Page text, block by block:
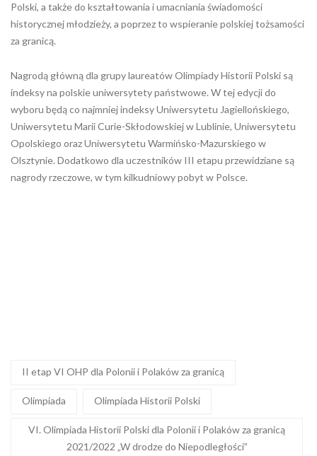
Polski, a także do kształtowania i umacniania świadomości
historycznej młodzieży, a poprzez to wspieranie polskiej tożsamości
za granicą.
Nagrodą główną dla grupy laureatów Olimpiady Historii Polski są
indeksy na polskie uniwersytety państwowe. W tej edycji do
wyboru będą co najmniej indeksy Uniwersytetu Jagiellońskiego,
Uniwersytetu Marii Curie-Skłodowskiej w Lublinie, Uniwersytetu
Opolskiego oraz Uniwersytetu Warmińsko-Mazurskiego w
Olsztynie. Dodatkowo dla uczestników III etapu przewidziane są
nagrody rzeczowe, w tym kilkudniowy pobyt w Polsce.
II etap VI OHP dla Polonii i Polaków za granicą
Olimpiada Olimpiada Historii Polski
VI. Olimpiada Historii Polski dla Polonii i Polaków za granicą
2021/2022 „W drodze do Niepodległości”